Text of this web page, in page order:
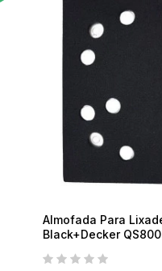
Almofada Para
Black+Decker